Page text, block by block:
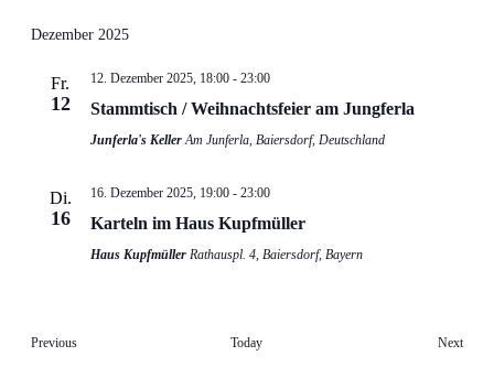
Dezember 2025
Fr.
12
12. Dezember 2025, 18:00- 23:00
Stammtisch / Weihnachtsfeier am Jungferla
Junferla's KellerAm Junferla, Baiersdorf, Deutschland
Di.
16
16. Dezember 2025, 19:00- 23:00
Karteln im Haus Kupfmüller
Haus Kupfmüller Rathauspl. 4, Baiersdorf, Bayern
PreviousEvents Today Next